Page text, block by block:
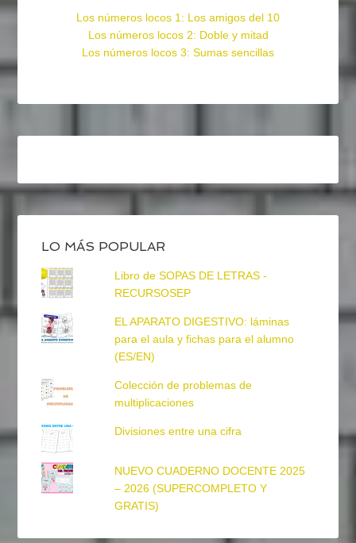
Los números locos 1: Los amigos del 10
Los números locos 2: Doble y mitad
Los números locos 3: Sumas sencillas
LO MÁS POPULAR
Libro de SOPAS DE LETRAS -
RECURSOSEP
EL APARATO DIGESTIVO: láminas
para el aula y fichas para el alumno
(ES/EN)
Colección de problemas de
multiplicaciones
Divisiones entre una cifra
NUEVO CUADERNO DOCENTE 2025
– 2026 (SUPERCOMPLETO Y
GRATIS)